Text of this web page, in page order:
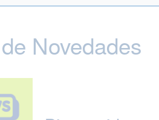
Novedades